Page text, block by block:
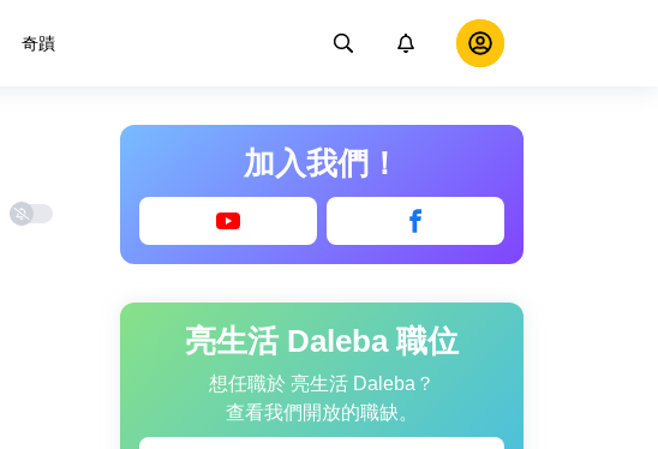
奇蹟
加入我們！
亮生活 Daleba 職位
想任職於 亮生活 Daleba？
查看我們開放的職缺。